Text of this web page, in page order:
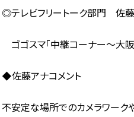
◎テレビフリートーク部門 佐藤
ゴゴスマ「中継コーナー～大
◆佐藤アナコメント
不安定な場所でのカメラワーク